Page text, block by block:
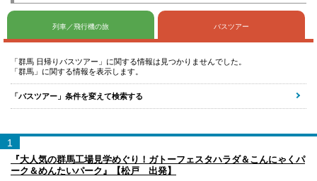
列車／飛行機の旅 バスツアー
「群馬 日帰りバスツアー」に関する情報は見つかりませんでした。
「群馬」に関する情報を表示します。
「バスツアー」条件を変えて検索する
1
『大人気の群馬工場見学めぐり！ガトーフェスタハラダ＆こんにゃくパ
ーク＆めんたいパーク』【松戸 出発】